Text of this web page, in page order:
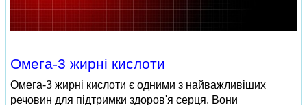
Омега-3 жирні кислоти
Омега-3 жирні кислоти є одними з найважливіших
речовин для підтримки здоров'я серця. Вони